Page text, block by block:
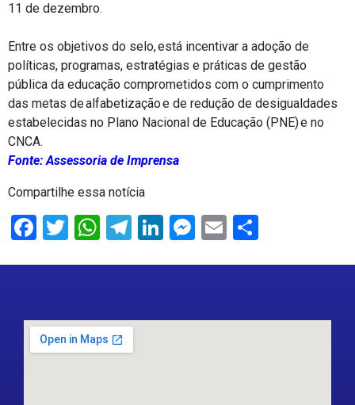
11 de dezembro.
Entre os objetivos do selo, está incentivar a adoção de
políticas, programas, estratégias e práticas de gestão
pública da educação comprometidos com o cumprimento
das metas de alfabetização e de redução de desigualdades
estabelecidas no Plano Nacional de Educação (PNE) e no
CNCA.
Fonte: Assessoria de Imprensa
Compartilhe essa notícia
Facebook
Twitter
WhatsApp
Telegram
LinkedIn
Messenger
Email